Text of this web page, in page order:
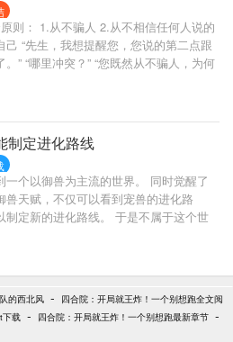
则： 1.从不骗人 2.从不相信任何人说的
己 “先生，我想提醒您，您说的第二点跟
” “哪里冲突？” “您既然从不骗人，为何
？” ... 自我介绍一下，我叫程实，从不骗
么，你没听说过我？ 没关系，你只是还
很快，你就会记得了。 ... 书名，其他均
统，不无敌，非爽文，介意慎入 ...
制定进化路线
一个以御兽为主流的世界。 同时觉醒了
兽天赋，不仅可以看到宠兽的进化路
制定新的进化路线。 于是不属于这个世
坏的猴子，开眼为昼、闭眼为夜的奇
能化身大鱼又能变换为大鸟的巨大生
怪物们纷纷开口:来来来，你们来当怪
们变态啊。
的西北风 -
四合院：开局就王炸！一个别想跑全文阅
下载 - 四合院：开局就王炸！一个别想跑最新章节 -